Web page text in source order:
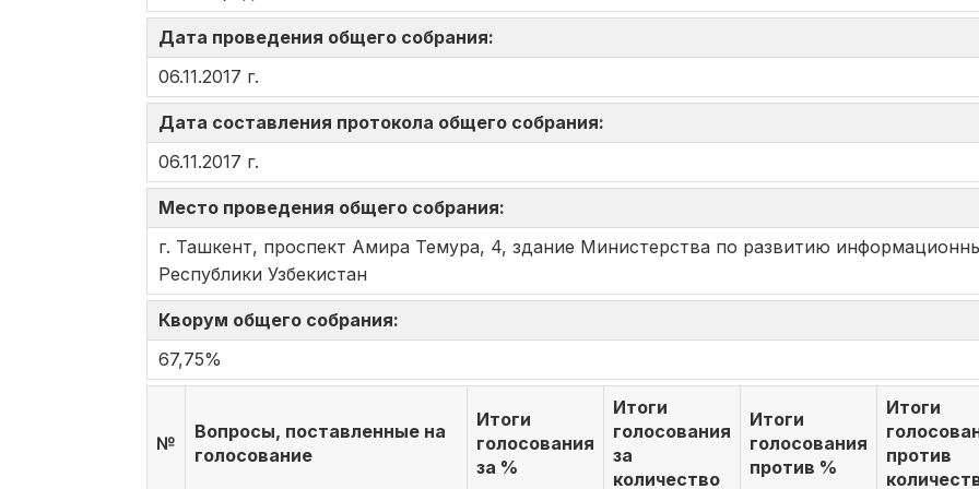
Дата проведения общего собрания:
06.11.2017 г.
Дата составления протокола общего собрания:
06.11.2017 г.
Место проведения общего собрания:
г. Ташкент, проспект Амира Темура, 4, здание Министерства по развитию
Республики Узбекистан
Кворум общего собрания:
67,75%
№
Вопросы, поставленные на
голосование
Итоги
голосования
за %
Итоги
голосования
за
количество
Итоги
голосования
против %
Итоги
против